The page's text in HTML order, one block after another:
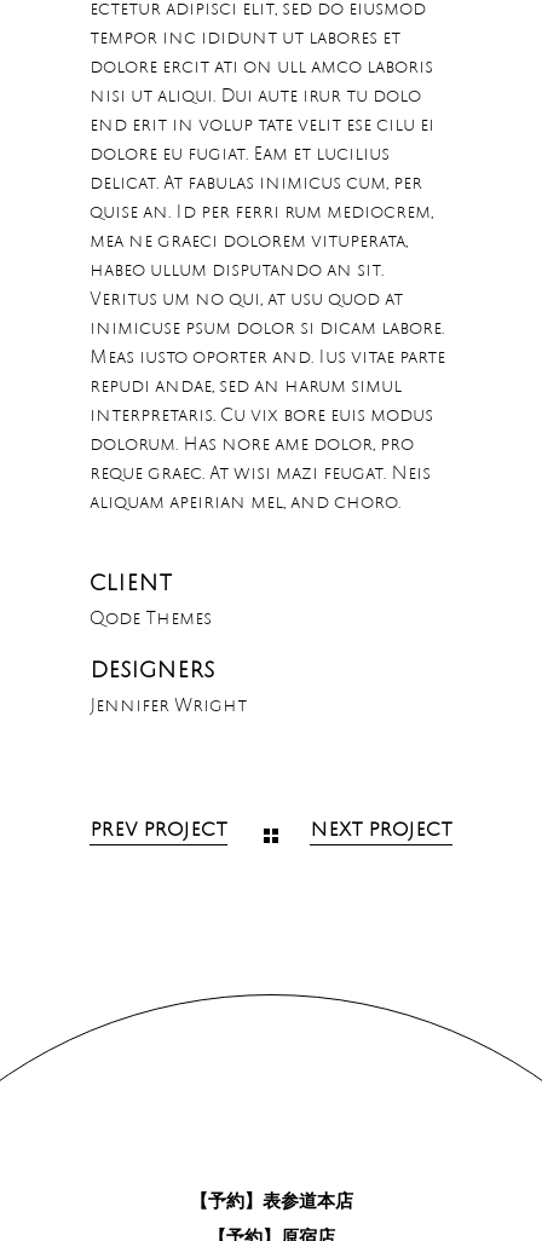
ectetur adipisci elit, sed do eiusmod
tempor inc ididunt ut labores et
dolore ercit ati on ull amco laboris
nisi ut aliqui. Dui aute irur tu dolo
end erit in volup tate velit ese cilu ei
dolore eu fugiat. Eam et lucilius
delicat. At fabulas inimicus cum, per
quise an. Id per ferri rum mediocrem,
mea ne graeci dolorem vituperata,
habeo ullum disputando an sit.
Veritus um no qui, at usu quod at
inimicuse psum dolor si dicam labore.
Meas iusto oporter and. Ius vitae parte
repudi andae, sed an harum simul
interpretaris. Cu vix bore euis modus
dolorum. Has nore ame dolor, pro
reque graec. At wisi mazi feugat. Neis
aliquam apeirian mel, and choro.
CLIENT
Qode Themes
DESIGNERS
Jennifer Wright
PREV PROJECT NEXT PROJECT
【予約】表参道本店